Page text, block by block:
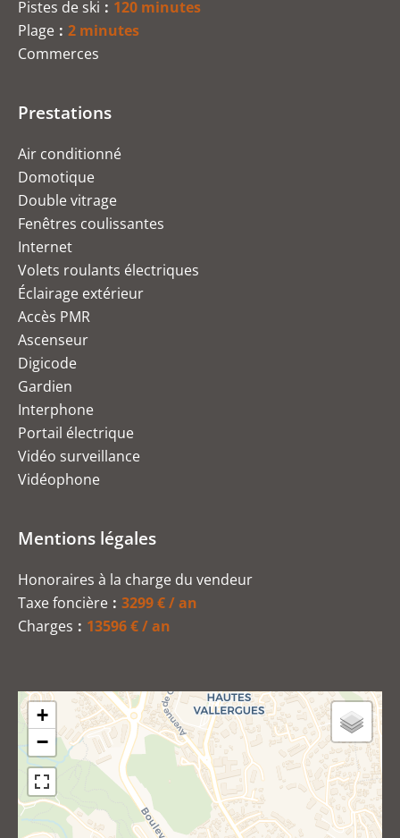
Pistes de ski
120 minutes
Plage
2 minutes
Commerces
Prestations
Air conditionné
Domotique
Double vitrage
Fenêtres coulissantes
Internet
Volets roulants électriques
Éclairage extérieur
Accès PMR
Ascenseur
Digicode
Gardien
Interphone
Portail électrique
Vidéo surveillance
Vidéophone
Mentions légales
Honoraires à la charge du vendeur
Taxe foncière
3299 € / an
Charges
13596 € / an
+
−